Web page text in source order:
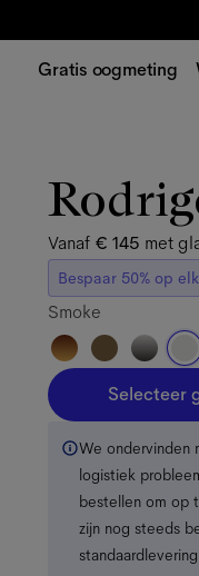
Gratis oogmeting
Vanaf € 145 met
Bespaar 50% op
Smoke
Selecteer
We ondervinden
logistiek
bestellen om op
zijn nog steeds